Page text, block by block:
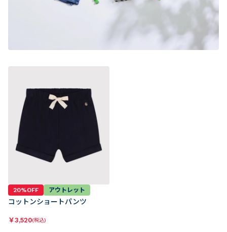
20%OFF アウトレット
コットンショートパンツ
￥3,520(税込)